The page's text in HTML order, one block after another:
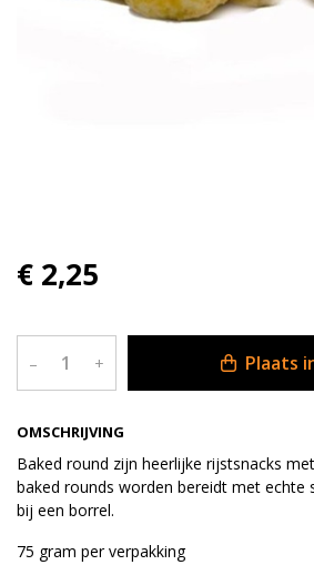
OMSCHRIJVING
Baked round zijn heerlijke rijstsnacks
baked rounds worden bereidt met echte
bij een borrel.
75 gram per verpakking
€ 2,25
– + Plaats